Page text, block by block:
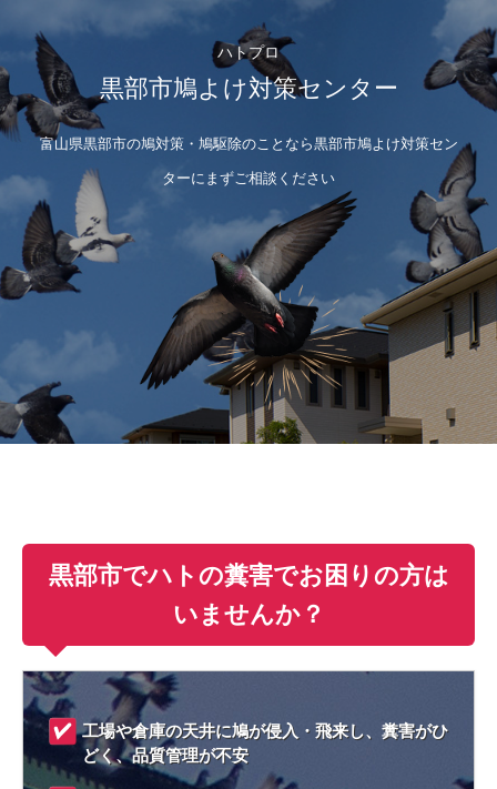
ハトプロ
黒部市鳩よけ対策センター
富山県黒部市の鳩対策・鳩駆除のことなら黒部市鳩よけ対策セン
ターにまずご相談ください
黒部市でハトの糞害でお困りの方は
いませんか？
工場や倉庫の天井に鳩が侵入・飛来し、糞害がひ
どく、品質管理が不安